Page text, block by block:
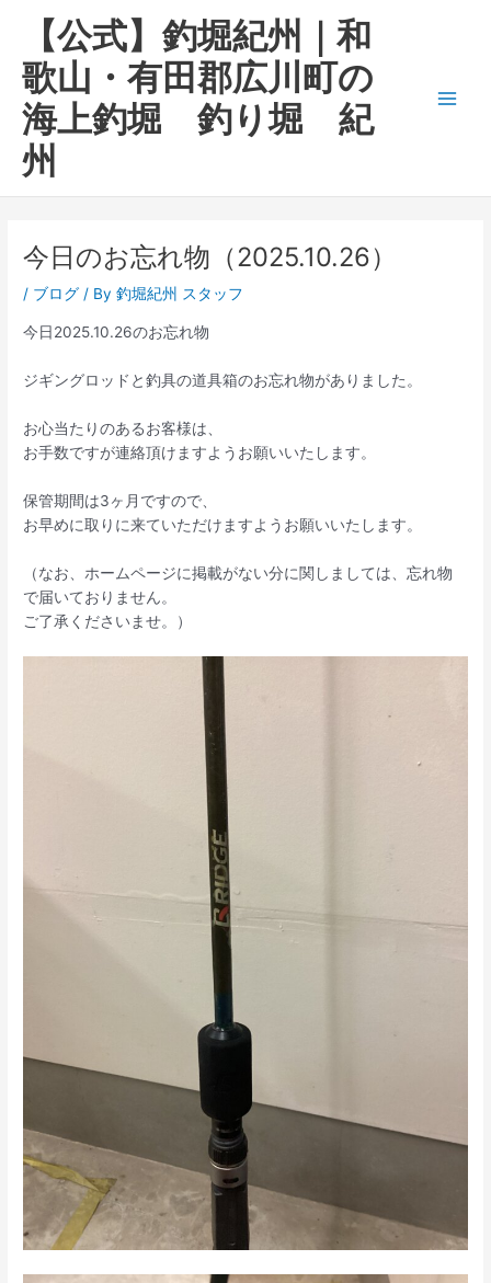
【公式】釣堀紀州｜和
歌山・有田郡広川町の
海上釣堀 釣り堀 紀
州
今日のお忘れ物（2025.10.26）
/ ブログ / By釣堀紀州 スタッフ
今日2025.10.26のお忘れ物
ジギングロッドと釣具の道具箱のお忘れ物がありました。
お心当たりのあるお客様は、
お手数ですが連絡頂けますようお願いいたします。
保管期間は3ヶ月ですので、
お早めに取りに来ていただけますようお願いいたします。
（なお、ホームページに掲載がない分に関しましては、忘れ物
で届いておりません。
ご了承くださいませ。）